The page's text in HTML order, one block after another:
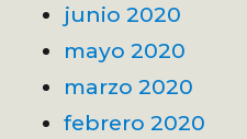
junio 2020
mayo 2020
marzo 2020
febrero 2020